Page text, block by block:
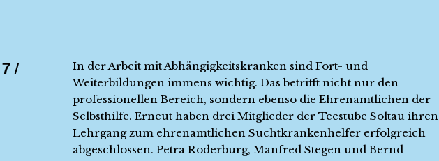
/
In der Arbeit mit Abhängigkeitskranken sind Fort- und
Weiterbildungen immens wichtig. Das betrifft nicht nur den
professionellen Bereich, sondern ebenso die Ehrenamtlichen der
Selbsthilfe. Erneut haben drei Mitglieder der Teestube Soltau ihren
Lehrgang zum ehrenamtlichen Suchtkrankenhelfer erfolgreich
abgeschlossen. Petra Roderburg, Manfred Stegen und Bernd